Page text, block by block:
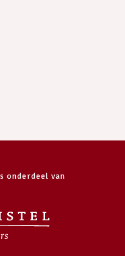
onderdeel van